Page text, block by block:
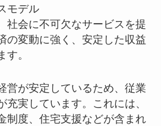
モデル
社会に不可欠なサービスを提
の変動に強く、安定した収益
す。
営が安定しているため、従業
充実しています。これには、
制度、住宅支援などが含まれ